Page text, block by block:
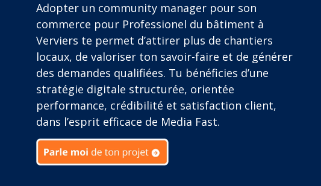
Adopter un community manager pour son
commerce pour Professionel du bâtiment à
Verviers te permet d’attirer plus de chantiers
locaux, de valoriser ton savoir-faire et de générer
des demandes qualifiées. Tu bénéficies d’une
stratégie digitale structurée, orientée
performance, crédibilité et satisfaction client,
dans l’esprit efficace de Media Fast.